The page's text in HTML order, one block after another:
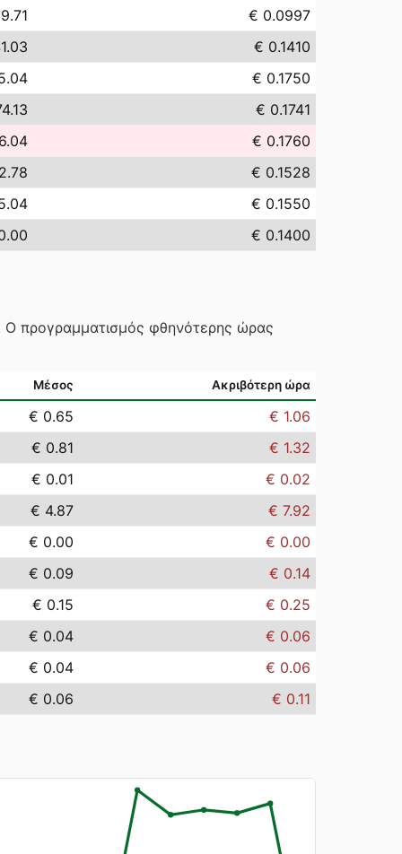
€ 0.0997
€ 0.1410
€ 0.1750
€ 0.1741
€ 0.1760
€ 0.1528
€ 0.1550
€ 0.1400
προγραμματισμός φθηνότερης ώρας
Μέσος Ακριβότερη ώρα
€ 0.65
€ 1.06
€ 0.81
€ 1.32
€ 0.01
€ 0.02
€ 4.87
€ 7.92
€ 0.00
€ 0.00
€ 0.09
€ 0.14
€ 0.15
€ 0.25
€ 0.04
€ 0.06
€ 0.04
€ 0.06
€ 0.06
€ 0.11